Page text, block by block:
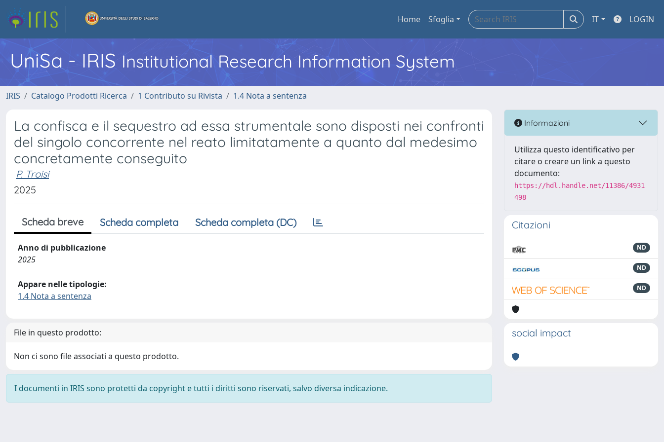
Home Sfoglia IT LOGIN
UniSa - IRIS Institutional Research Information System
IRIS Catalogo Prodotti Ricerca 1 Contributo su Rivista 1.4 Nota a sentenza
La confisca e il sequestro ad essa strumentale sono disposti nei confronti
del singolo concorrente nel reato limitatamente a quanto dal medesimo
concretamente conseguito
P. Troisi
2025
Scheda breve Scheda completa Scheda completa (DC)
Anno di pubblicazione
2025
Appare nelle tipologie:
1.4 Nota a sentenza
File in questo prodotto:
Non ci sono file associati a questo prodotto.
I documenti in IRIS sono protetti da copyright e tutti i diritti sono riservati, salvo diversa indicazione.
Informazioni
Utilizza questo identificativo per
citare o creare un link a questo
documento:
https://hdl.handle.net/11386/4931
498
Citazioni
ND
ND
ND
social impact